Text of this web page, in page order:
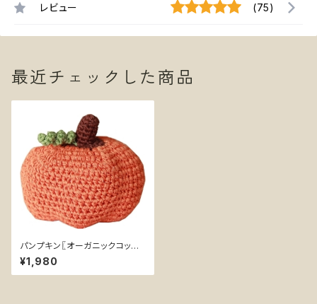
レビュー (75)
最近チェックした商品
パンプキン〖オーガニックコット
ンニットかぼちゃ〗小型犬用おも
ちゃ
¥1,980